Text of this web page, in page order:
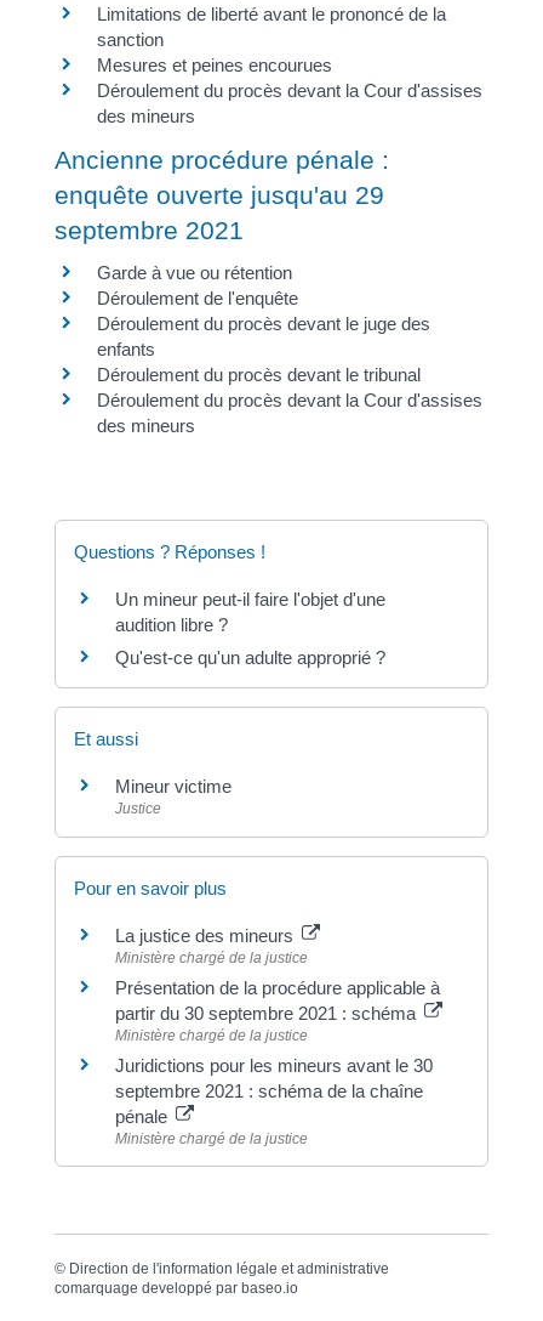
Limitations de liberté avant le prononcé de la
sanction
Mesures et peines encourues
Déroulement du procès devant la Cour d'assises
des mineurs
Ancienne procédure pénale :
enquête ouverte jusqu'au 29
septembre 2021
Garde à vue ou rétention
Déroulement de l'enquête
Déroulement du procès devant le juge des
enfants
Déroulement du procès devant le tribunal
Déroulement du procès devant la Cour d'assises
des mineurs
Questions ? Réponses !
Un mineur peut-il faire l'objet d'une
audition libre ?
Qu'est-ce qu'un adulte approprié ?
Et aussi
Mineur victime
Justice
Pour en savoir plus
La justice des mineurs
Ministère chargé de la justice
Présentation de la procédure applicable à
partir du 30 septembre 2021 : schéma
Ministère chargé de la justice
Juridictions pour les mineurs avant le 30
septembre 2021 : schéma de la chaîne
pénale
Ministère chargé de la justice
© Direction de l'information légale et administrative
comarquage developpé par baseo.io